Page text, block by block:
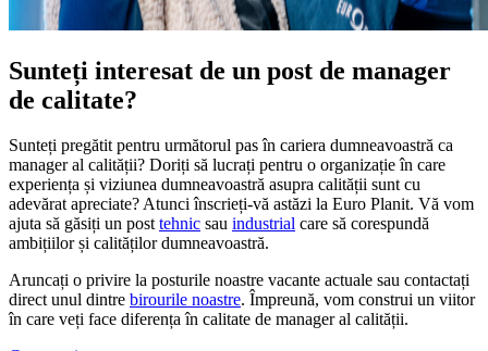
Sunteți interesat de un post de manager
de calitate?
Sunteți pregătit pentru următorul pas în cariera dumneavoastră ca
manager al calității? Doriți să lucrați pentru o organizație în care
experiența și viziunea dumneavoastră asupra calității sunt cu
adevărat apreciate? Atunci înscrieți-vă astăzi la Euro Planit. Vă vom
ajuta să găsiți un posttehnic sau industrial care să corespundă
ambițiilor și calităților dumneavoastră.
Aruncați o privire la posturile noastre vacante actuale sau contactați
direct unul dintre birourile noastre. Împreună, vom construi un viitor
în care veți face diferența în calitate de manager al calității.